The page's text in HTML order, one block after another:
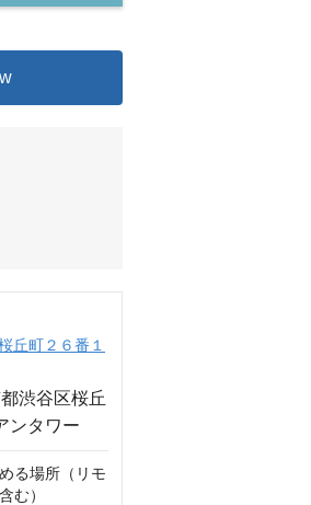
丘町２６番１
る場所（リモ
む）